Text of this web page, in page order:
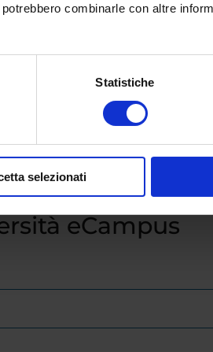
combinarle con altre
Statistiche
selezionati
eCampus